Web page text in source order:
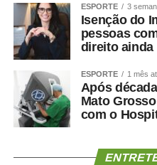
ESPORTE 3
Isenção do
pessoas
direito
ESPORTE 1 mês
Após
Mato
com o